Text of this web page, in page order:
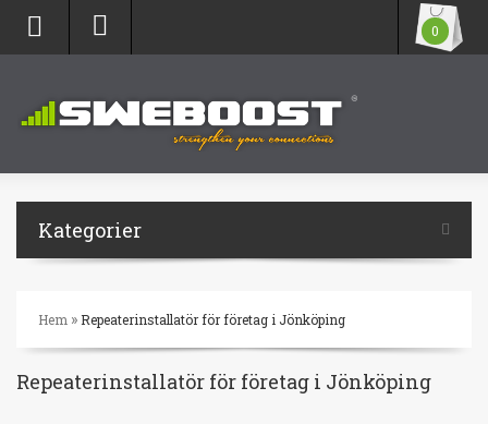
0
Kategorier
Hem »Repeaterinstallatör för företag i Jönköping
Repeaterinstallatör för företag i Jönköping